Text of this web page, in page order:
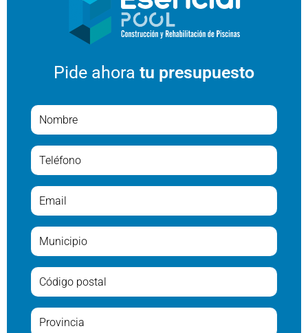
Pide ahora tu presupuesto